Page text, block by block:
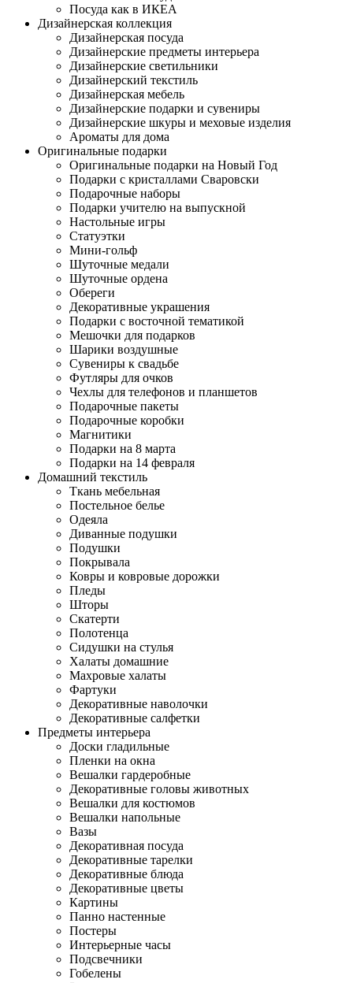
Посуда как в ИКЕА
Дизайнерская коллекция
Дизайнерская посуда
Дизайнерские предметы интерьера
Дизайнерские светильники
Дизайнерский текстиль
Дизайнерская мебель
Дизайнерские подарки и сувениры
Дизайнерские шкуры и меховые изделия
Ароматы для дома
Оригинальные подарки
Оригинальные подарки на Новый Год
Подарки с кристаллами Сваровски
Подарочные наборы
Подарки учителю на выпускной
Настольные игры
Статуэтки
Мини-гольф
Шуточные медали
Шуточные ордена
Обереги
Декоративные украшения
Подарки с восточной тематикой
Мешочки для подарков
Шарики воздушные
Сувениры к свадьбе
Футляры для очков
Чехлы для телефонов и планшетов
Подарочные пакеты
Подарочные коробки
Магнитики
Подарки на 8 марта
Подарки на 14 февраля
Домашний текстиль
Ткань мебельная
Постельное белье
Одеяла
Диванные подушки
Подушки
Покрывала
Ковры и ковровые дорожки
Пледы
Шторы
Скатерти
Полотенца
Сидушки на стулья
Халаты домашние
Махровые халаты
Фартуки
Декоративные наволочки
Декоративные салфетки
Предметы интерьера
Доски гладильные
Пленки на окна
Вешалки гардеробные
Декоративные головы животных
Вешалки для костюмов
Вешалки напольные
Вазы
Декоративная посуда
Декоративные тарелки
Декоративные блюда
Декоративные цветы
Картины
Панно настенные
Постеры
Интерьерные часы
Подсвечники
Гобелены